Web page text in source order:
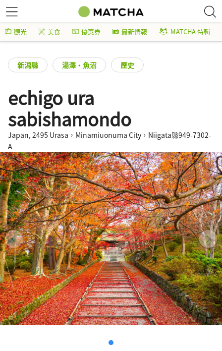
觀光 美食 優惠券 最新情報 MATCHA 特輯
新潟縣 湯澤・魚沼 歷史
echigo ura
sabishamondo
Japan, 2495 Urasa，Minamiuonuma City，Niigata縣949-7302-
A